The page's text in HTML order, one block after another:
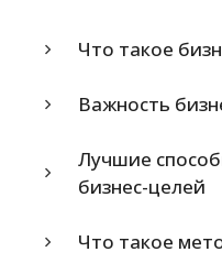
Что такое
Важность
Лучшие
бизнес-целей
Что такое